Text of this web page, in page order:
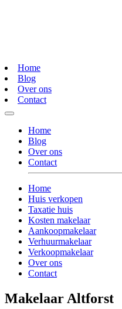
Home
Blog
Over ons
Contact
Home
Blog
Over ons
Contact
Home
Huis verkopen
Taxatie huis
Kosten makelaar
Aankoopmakelaar
Verhuurmakelaar
Verkoopmakelaar
Over ons
Contact
Makelaar Altforst